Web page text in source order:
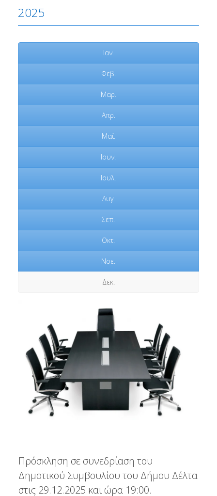
2025
Ιαν.
Φεβ.
Μαρ.
Απρ.
Μαϊ.
Ιουν.
Ιουλ.
Αυγ.
Σεπ.
Οκτ.
Νοε.
Δεκ.
Πρόσκληση σε συνεδρίαση του
Δημοτικού Συμβουλίου του Δήμου Δέλτα
στις 29.12.2025 και ώρα 19:00.